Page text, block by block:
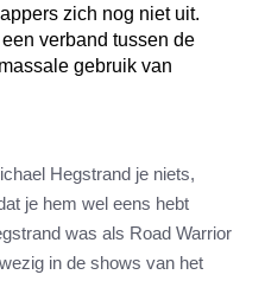
zich nog niet uit.
verband tussen de
gebruik van
Hegstrand je niets,
je hem wel eens hebt
was als Road Warrior
in de shows van het